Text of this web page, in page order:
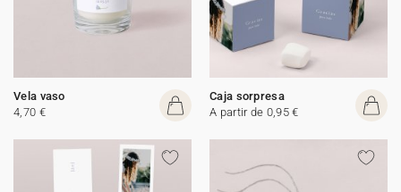
Vela vaso
4,70 €
Caja sorpresa
A partir de 0,95 €